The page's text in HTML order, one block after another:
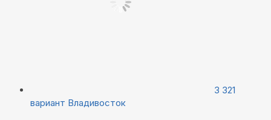
3 321
вариант Владивосток